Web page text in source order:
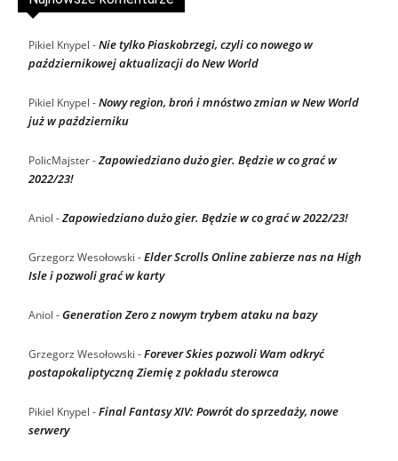
Pikiel Knypel -Nie tylko Piaskobrzegi, czyli co nowego w
październikowej aktualizacji do New World
Pikiel Knypel -Nowy region, broń i mnóstwo zmian w New World
już w październiku
PolicMajster-Zapowiedziano dużo gier. Będzie w co grać w
2022/23!
Aniol -Zapowiedziano dużo gier. Będzie w co grać w 2022/23!
Grzegorz Wesołowski -Elder Scrolls Online zabierze nas na High
Isle i pozwoli grać w karty
Aniol -Generation Zero z nowym trybem ataku na bazy
Grzegorz Wesołowski -Forever Skies pozwoli Wam odkryć
postapokaliptyczną Ziemię z pokładu sterowca
Pikiel Knypel -Final Fantasy XIV: Powrót do sprzedaży, nowe
serwery